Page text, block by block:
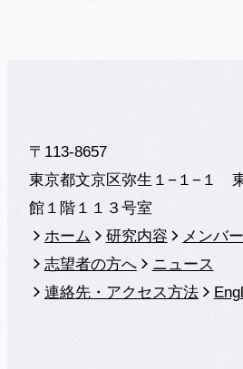
〒113-8657
東京都文京区弥生１−１−１
館１階１１３号室
ホーム
研究内容 メンバー
志望者の方へ
ニュース
連絡先・アクセス方法